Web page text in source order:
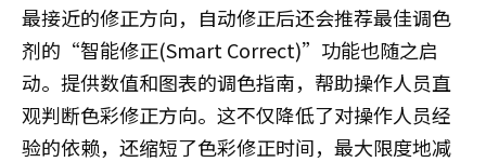
最接近的修正方向，自动修正后还会推荐最佳调色
剂的“智能修正(Smart Correct)”功能也随之启
动。提供数值和图表的调色指南，帮助操作人员直
观判断色彩修正方向。这不仅降低了对操作人员经
验的依赖，还缩短了色彩修正时间，最大限度地减